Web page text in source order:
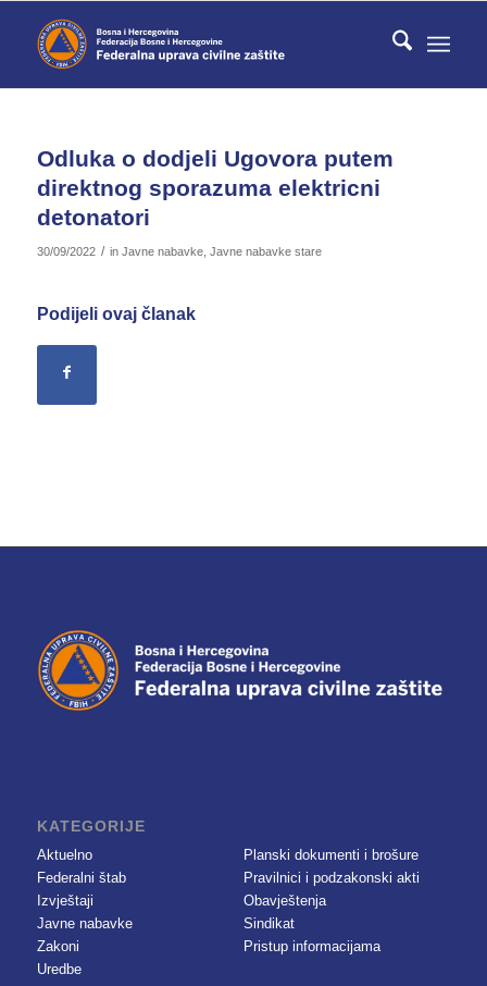
Odluka o dodjeli Ugovora putem
direktnog sporazuma elektricni
detonatori
30/09/2022 / in Javne nabavke, Javne nabavke stare
Podijeli ovaj članak
KATEGORIJE
Aktuelno
Federalni štab
Izvještaji
Javne nabavke
Zakoni
Uredbe
Planski dokumenti i brošure
Pravilnici i podzakonski akti
Obavještenja
Sindikat
Pristup informacijama